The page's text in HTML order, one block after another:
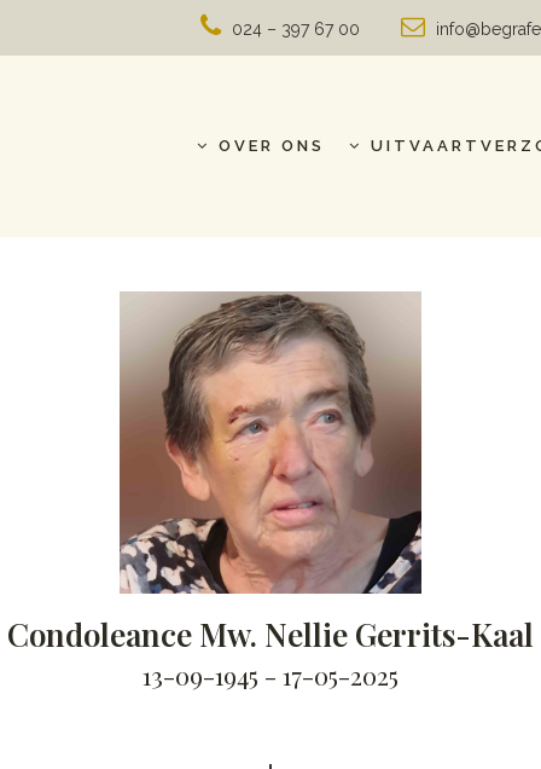
024 – 397 67 00
OVER ONS
Condoleance Mw. Nellie Gerrits-Kaal
13-09-1945 - 17-05-2025